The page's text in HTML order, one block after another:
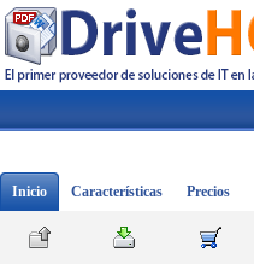
Inicio Características Precios